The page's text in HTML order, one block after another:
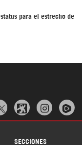
para el estrecho de
 
SECCIONES